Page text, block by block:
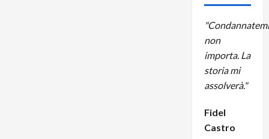
non
importa. La
storia mi
assolverà."
Fidel
Castro